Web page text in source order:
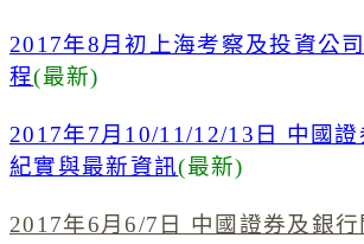
2017年8月初上海考察及投資公
程(最新)
2017年7月10/11/12/13日 中國證
紀實與最新資訊(最新)
2017年6月6/7日 中國證券及銀